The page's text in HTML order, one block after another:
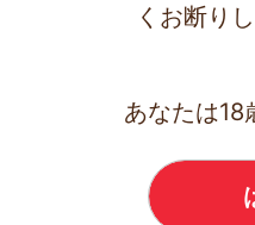
【フォーム使用の諸注意】
くお断り
あなたは18